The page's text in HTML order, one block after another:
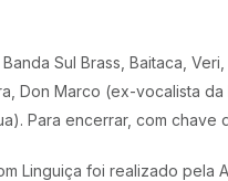
Sul Brass, Baitaca,
Don Marco (ex-vocalista
Para encerrar, com
Linguiça foi realizado